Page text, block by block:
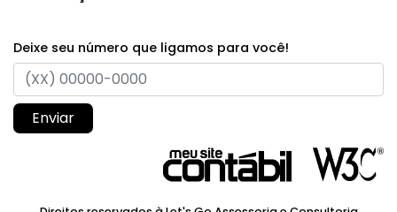
Deixe seu número que ligamos para você!
Enviar